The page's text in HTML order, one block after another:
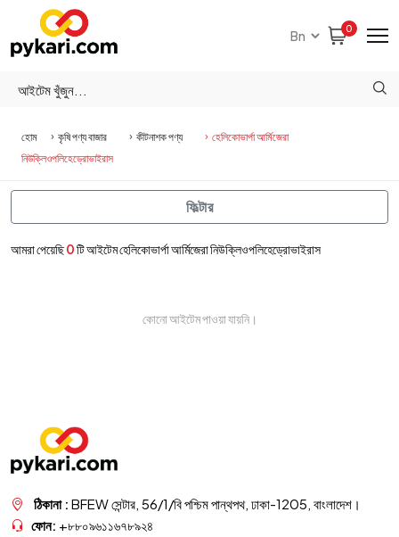
0
হোম কৃষি পণ্য বাজার কীটনাশক পণ্য
হেলিকোভার্পা আর্মিজেরা
নিউক্লিওপলিহেড্রোভাইরাস
আমরা পেয়েছি0টি আইটেম হেলিকোভার্পা আর্মিজেরা নিউক্লিওপলিহেড্রোভাইরাস
কোনো আইটেম পাওয়া যায়নি।
ফিল্টার
ঠিকানা : BFEW সেন্টার, 56/1/বি পশ্চিম পান্থপথ, ঢাকা-1205, বাংলাদেশ।
ফোন: +৮৮০৯৬১১৬৭৮৯২৪